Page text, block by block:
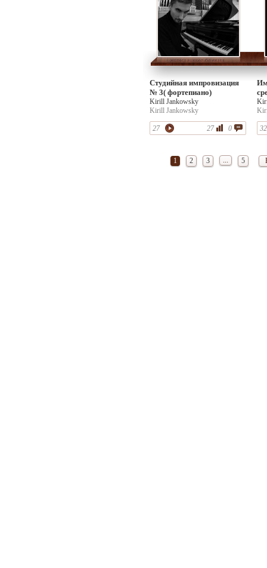
Студийная импровизация
№ 3( фортепиано)
Kirill Jankowsky
Kirill Jankowsky
27 0
27 32
1 2 3 ... 5